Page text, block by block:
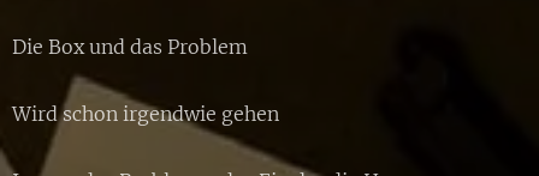
Die Box und das Problem
Wird schon irgendwie gehen